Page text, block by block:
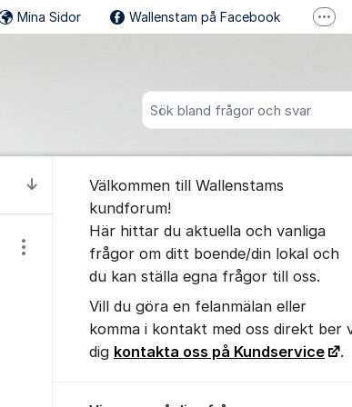
Sök bland alla inlägg
Mina Sidor Wallenstam på Facebook Fler
Till senaste kommentaren
Visa/dölj inställningar för inlägg/kommentar
Välkommen till Wallenstams
kundforum!
Här hittar du aktuella och vanliga
frågor om ditt boende/din lokal och
du kan ställa egna frågor till oss.
Vill du göra en felanmälan eller
komma i kontakt med oss direkt ber
dig kontakta oss på Kundservice .